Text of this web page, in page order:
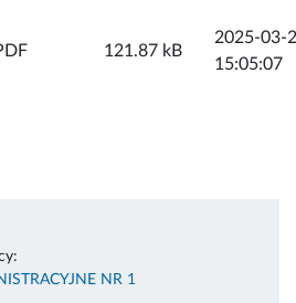
ZAŁĄCZNIK121.87 kB
2025-03-
15:05:07
NR 1